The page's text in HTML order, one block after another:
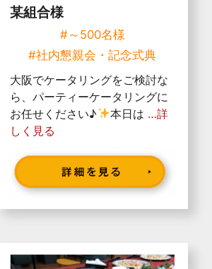
某組合様
#～500名様
#社内懇親会・記念式典
大阪でケータリングをご検討な
ら、パーティーケータリングに
お任せください♪
本日は …詳
しく見る